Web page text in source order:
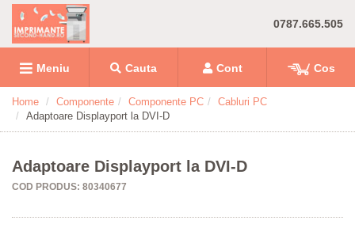
0787.665.505
Meniu Cauta Cont Cos
Home Componente Componente PC
Cabluri PC
Adaptoare Displayport la DVI-D
Adaptoare Displayport la DVI-D
COD PRODUS: 80340677